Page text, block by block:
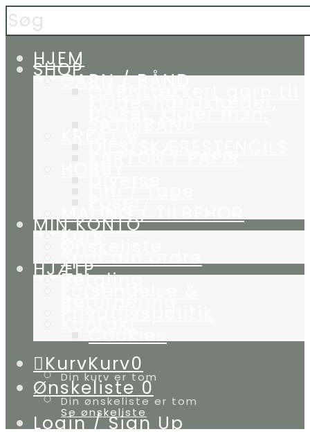
HJEM
SHOPGARN / BÅND
KREATIV
HOBBY
MALING / TILBEHØR
MIN KONTO
Kurv
Spor din ordre
HJÆLP
Betaling
Cookies
KurvKurv0
Din kurv er tom
Ønskeliste 0
Din ønskeliste er tom
Se ønskeliste
Login / Sign Up